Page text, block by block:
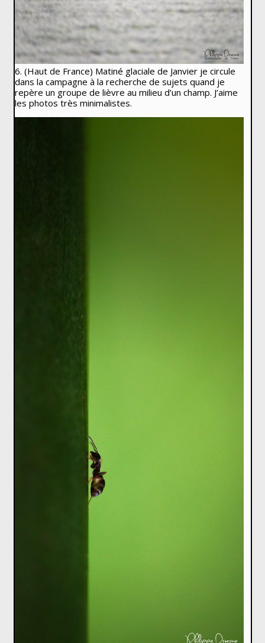
6. (Haut de France) Matiné glaciale de Janvier je circule
dans la campagne à la recherche de sujets quand je
repère un groupe de lièvre au milieu d’un champ. J’aime
les photos très minimalistes.